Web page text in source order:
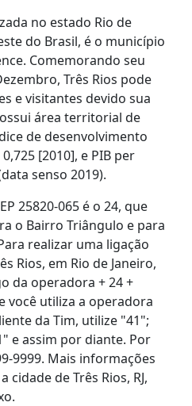
no estado Rio de
do Brasil, é o município
Comemorando seu
Três Rios pode
e visitantes devido sua
área territorial de
de desenvolvimento
[2010], e PIB per
senso 2019).
25820-065 é o 24, que
o Bairro Triângulo e para
realizar uma ligação
Rios, em Rio de Janeiro,
da operadora + 24 +
você utiliza a operadora
da Tim, utilize "41";
e assim por diante. Por
9999. Mais informações
de Três Rios, RJ,